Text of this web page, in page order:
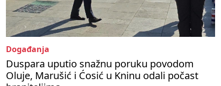
Događanja
Duspara uputio snažnu poruku povodom
Oluje, Marušić i Ćosić u Kninu odali počast